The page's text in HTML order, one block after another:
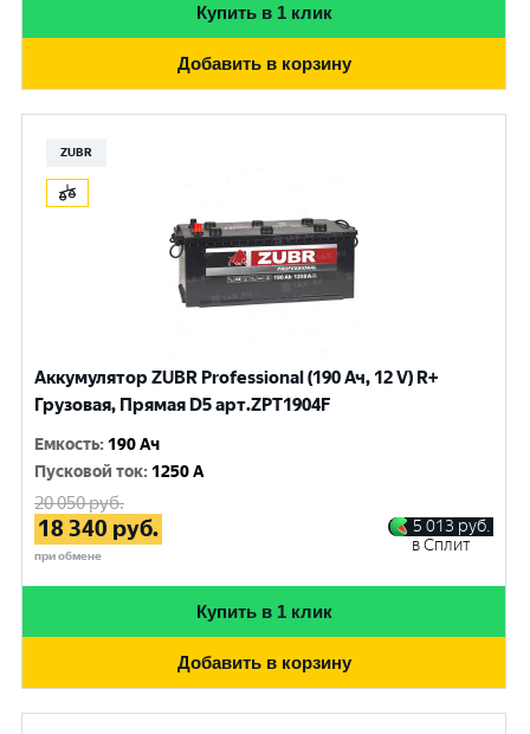
Купить в 1 клик
Добавить в корзину
ZUBR
Аккумулятор ZUBR Professional (190 Ач, 12 V) R+
Грузовая, Прямая D5 арт.ZPT1904F
Емкость: 190 Ач
Пусковой ток: 1250 A
20 050руб.
18 340 руб.
при обмене
5 013 руб.
в Сплит
Купить в 1 клик
Добавить в корзину